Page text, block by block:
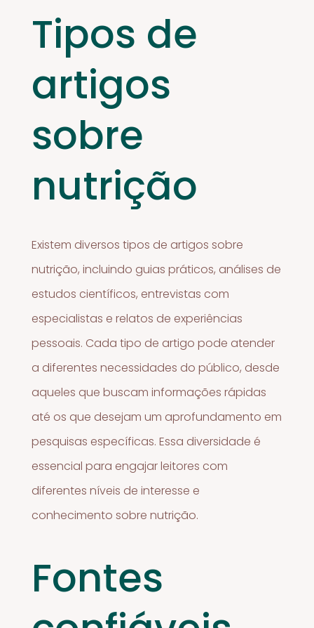
Tipos de
artigos
sobre
nutrição
Existem diversos tipos de artigos sobre
nutrição, incluindo guias práticos, análises de
estudos científicos, entrevistas com
especialistas e relatos de experiências
pessoais. Cada tipo de artigo pode atender
a diferentes necessidades do público, desde
aqueles que buscam informações rápidas
até os que desejam um aprofundamento em
pesquisas específicas. Essa diversidade é
essencial para engajar leitores com
diferentes níveis de interesse e
conhecimento sobre nutrição.
Fontes